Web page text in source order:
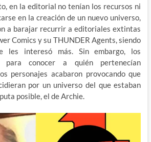
en la editorial no tenían los recursos ni
en la creación de un nuevo universo,
a barajar recurrir a editoriales extintas
Comics y su THUNDER Agents, siendo
les interesó más. Sin embargo, los
para conocer a quién pertenecían
personajes acabaron provocando que
por un universo del que estaban
posible, el de Archie.